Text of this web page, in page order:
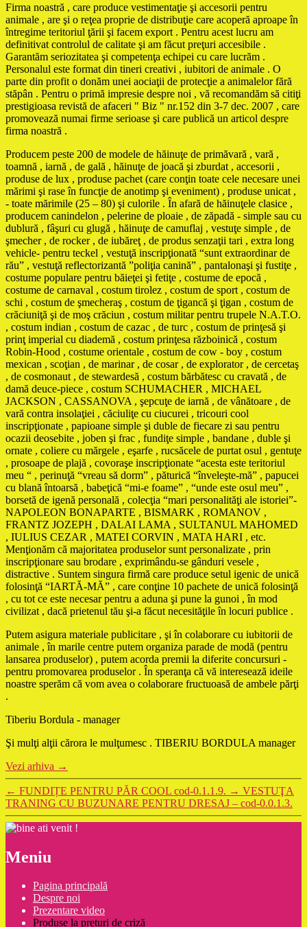
Firma noastră , care produce vestimentaţie şi accesorii pentru
animale , are şi o reţea proprie de distribuţie care acoperă aproape în
întregime teritoriul ţării şi facem export . Pentru acest lucru am
definitivat controlul de calitate şi am făcut preţuri accesibile .
Garantăm seriozitatea şi competenţa echipei cu care lucrăm .
Personalul este format din tineri creativi , iubitori de animale . O
parte din profit o donăm unei aociaţii de protecţie a animalelor fără
stăpân . Pentru o primă impresie despre noi , vă recomandăm să citiţi
prestigioasa revistă de afaceri " Biz " nr.152 din 3-7 dec. 2007 , care
promovează numai firme serioase şi care publică un articol despre
firma noastră .
Producem peste 200 de modele de hăinuţe de primăvară , vară ,
toamnă , iarnă , de gală , hăinuţe de joacă şi zburdat , accesorii ,
produse de lux , produse pachet (care conţin toate cele necesare unei
mărimi şi rase în funcţie de anotimp şi eveniment) , produse unicat ,
- toate mărimile (25 – 80) şi culorile . În afară de hăinuţele clasice ,
producem canindelon , pelerine de ploaie , de zăpadă - simple sau cu
dublură , fâşuri cu glugă , hăinuţe de camuflaj , vestuţe simple , de
şmecher , de rocker , de iubăreţ , de produs senzaţii tari , extra long
vehicle- pentru teckel , vestuţă inscripţionată “sunt extraordinar de
rău” , vestuţă reflectorizantă ”poliţia canină” , pantalonaşi şi fustiţe ,
costume populare pentru băieţei şi fetiţe , costume de epocă ,
costume de carnaval , costum tirolez , costum de sport , costum de
schi , costum de şmecheraş , costum de ţigancă şi ţigan , costum de
crăciuniţă şi de moş crăciun , costum militar pentru trupele N.A.T.O.
, costum indian , costum de cazac , de turc , costum de prinţesă şi
prinţ imperial cu diademă , costum prinţesa războinică , costum
Robin-Hood , costume orientale , costum de cow - boy , costum
mexican , scoţian , de marinar , de cosar , de explorator , de cercetaş
, de cosmonaut , de stewardesă , costum bărbătesc cu cravată , de
damă deuce-piece , costum SCHUMACHER , MICHAEL
JACKSON , CASSANOVA , şepcuţe de iarnă , de vânătoare , de
vară contra insolaţiei , căciuliţe cu ciucurei , tricouri cool
inscripţionate , papioane simple şi duble de fiecare zi sau pentru
ocazii deosebite , joben şi frac , fundiţe simple , bandane , duble şi
ornate , coliere cu mărgele , eşarfe , rucsăcele de purtat osul , gentuţe
, prosoape de plajă , covoraşe inscripţionate “acesta este teritoriul
meu “ , perinuţă “vreau să dorm” , păturică “înveleşte-mă” , papucei
cu blană întoarsă , babeţică “mi-e foame” , “unde este osul meu” ,
borsetă de igenă personală , colecţia “mari personalităţi ale istoriei”-
NAPOLEON BONAPARTE , BISMARK , ROMANOV ,
FRANTZ JOZEPH , DALAI LAMA , SULTANUL MAHOMED
, IULIUS CEZAR , MATEI CORVIN , MATA HARI , etc.
Menţionăm că majoritatea produselor sunt personalizate , prin
inscripţionare sau brodare , exprimându-se gânduri vesele ,
distractive . Suntem singura firmă care produce setul igenic de unică
folosinţă “IARTĂ-MĂ” , care conţine 10 pachete de unică folosinţă
, cu tot ce este necesar pentru a aduna şi pune la gunoi , în mod
civilizat , dacă prietenul tău şi-a făcut necesităţile în locuri publice .
Putem asigura materiale publicitare , şi în colaborare cu iubitorii de
animale , în marile centre putem organiza parade de modă (pentru
lansarea produselor) , putem acorda premii la diferite concursuri -
pentru promovarea produselor . În speranţa că vă interesează ideile
noastre sperăm că vom avea o colaborare fructuoasă de ambele părţi
.
Tiberiu Bordula - manager
Şi mulţi alţii cărora le mulţumesc . TIBERIU BORDULA manager
Vezi arhiva →
← FUNDIȚE PENTRU PĂR COOL cod-0.1.1.9. → VESTUŢA
TRANING CU BUZUNARE PENTRU DRESAJ – cod-0.0.1.3.
Meniu
Pagina principală
Despre noi
Prezentare video
Produse la prețuri de criză